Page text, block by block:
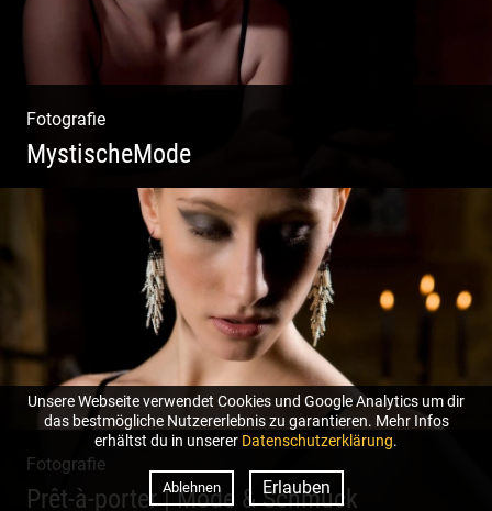
Fotografie
MystischeMode
Mystische Modefotografie
Fotografie
Prêt-à-porter | Mode & Schmuck
Unsere Webseite verwendet Cookies und Google Analytics um dir
das bestmögliche Nutzererlebnis zu garantieren. Mehr Infos
erhältst du in unserer Datenschutzerklärung.
Ablehnen Erlauben